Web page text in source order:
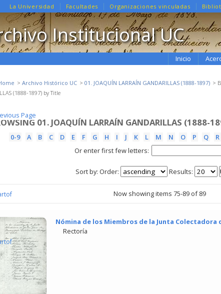
La Universidad Facultades Organizaciones vinculadas
Institucional UC
Inicio
Archivo Histórico UC 01. JOAQUÍN LARRAÍN GANDARILLAS (1888-1897)
(1888-1897) by Title
01. JOAQUÍN LARRAÍN GANDARILLAS (1888-
0-9 A B C D E F G H I J K L M N O P Q
R
Or enter first few letters:
Sort by: Order: Results:
Page
Now showing items 75-89 of 89
Nómina de los Miembros de la Junta Colectadora
Rectoría
Page